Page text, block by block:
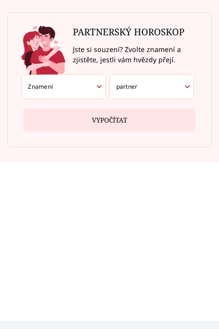
PARTNERSKÝ HOROSKOP
Jste si souzení? Zvolte znamení a
zjistěte, jestli vám hvězdy přejí.
VYPOČÍTAT